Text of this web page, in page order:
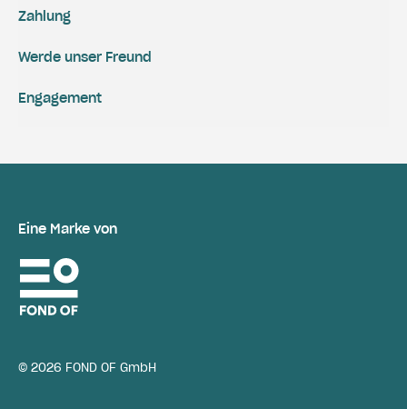
Zahlung
Engagement
Werde unser Freund
Eine Marke von
© 2026 FOND OF GmbH